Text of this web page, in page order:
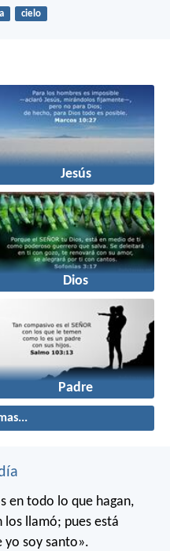
cielo
Jesús
Dios
Padre
en todo lo que hagan,
llamó; pues está
yo soy santo».